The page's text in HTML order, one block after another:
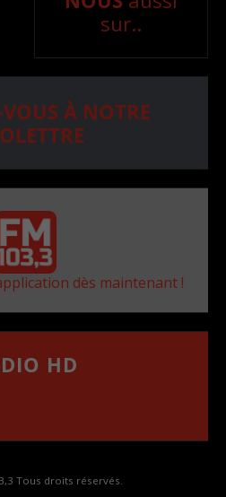
sur..
À NOTRE
dès maintenant !
HD
Tous droits réservés.